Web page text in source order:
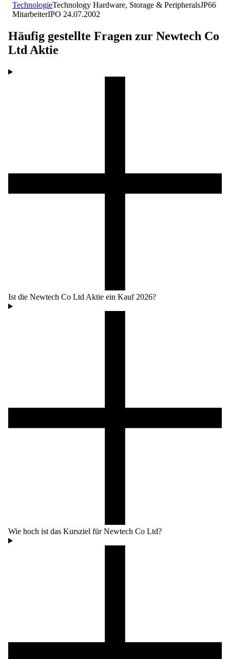
TechnologieTechnology Hardware, Storage & PeripheralsJP66
MitarbeiterIPO 24.07.2002
Häufig gestellte Fragen zur Newtech Co
LtdAktie
Ist die Newtech Co Ltd Aktie ein Kauf 2026?
Wie hoch ist das Kursziel für Newtech Co Ltd?